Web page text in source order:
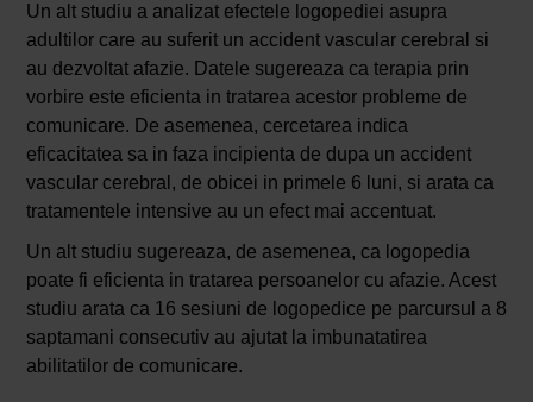
Un alt studiu a analizat efectele logopediei asupra
adultilor care au suferit un accident vascular cerebral si
au dezvoltat afazie. Datele sugereaza ca terapia prin
vorbire este eficienta in tratarea acestor probleme de
comunicare. De asemenea, cercetarea indica
eficacitatea sa in faza incipienta de dupa un accident
vascular cerebral, de obicei in primele 6 luni, si arata ca
tratamentele intensive au un efect mai accentuat.
Un alt studiu sugereaza, de asemenea, ca logopedia
poate fi eficienta in tratarea persoanelor cu afazie. Acest
studiu arata ca 16 sesiuni de logopedice pe parcursul a 8
saptamani consecutiv au ajutat la imbunatatirea
abilitatilor de comunicare.